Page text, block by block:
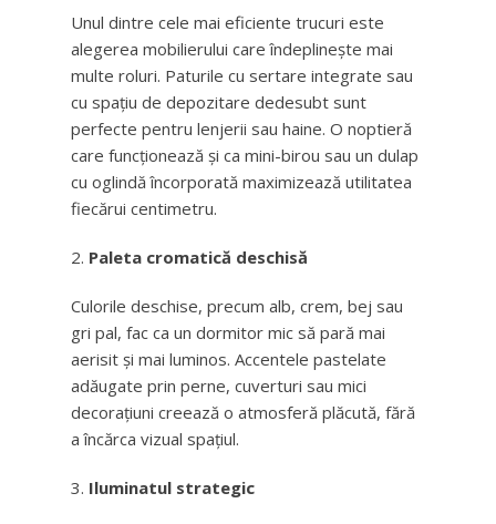
Unul dintre cele mai eficiente trucuri este
alegerea mobilierului care îndeplinește mai
multe roluri. Paturile cu sertare integrate sau
cu spațiu de depozitare dedesubt sunt
perfecte pentru lenjerii sau haine. O noptieră
care funcționează și ca mini-birou sau un dulap
cu oglindă încorporată maximizează utilitatea
fiecărui centimetru.
Paleta cromatică deschisă
Culorile deschise, precum alb, crem, bej sau
gri pal, fac ca un dormitor mic să pară mai
aerisit și mai luminos. Accentele pastelate
adăugate prin perne, cuverturi sau mici
decorațiuni creează o atmosferă plăcută, fără
a încărca vizual spațiul.
Iluminatul strategic